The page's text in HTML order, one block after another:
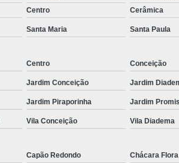
Centro Cerâmica
Santa Maria Santa Paula
Centro Conceição
Jardim Conceição Jardim
Jardim Piraporinha Jardim
Vila Conceição Vila Diadema
Capão Redondo Chácara Flora